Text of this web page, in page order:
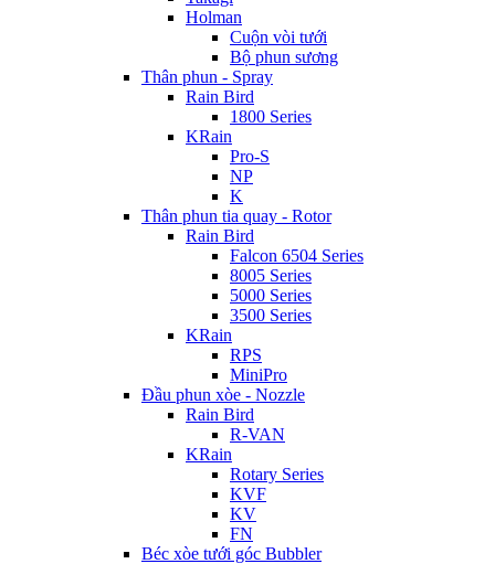
Holman
Cuộn vòi tưới
Bộ phun sương
Thân phun - Spray
Rain Bird
1800 Series
KRain
Pro-S
NP
K
Thân phun tia quay - Rotor
Rain Bird
Falcon 6504 Series
8005 Series
5000 Series
3500 Series
KRain
RPS
MiniPro
Đầu phun xòe - Nozzle
Rain Bird
R-VAN
KRain
Rotary Series
KVF
KV
FN
Béc xòe tưới góc Bubbler